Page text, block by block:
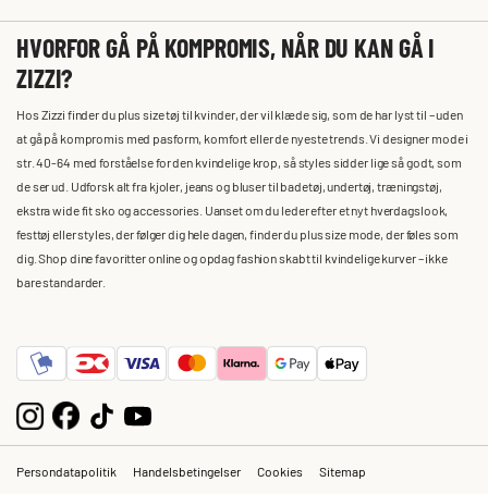
HVORFOR GÅ PÅ KOMPROMIS, NÅR DU KAN GÅ I
ZIZZI?
Hos Zizzi finder du plus size tøj til kvinder, der vil klæde sig, som de har lyst til – uden
at gå på kompromis med pasform, komfort eller de nyeste trends. Vi designer mode i
str. 40-64 med forståelse for den kvindelige krop, så styles sidder lige så godt, som
de ser ud. Udforsk alt fra kjoler, jeans og bluser til badetøj, undertøj, træningstøj,
ekstra wide fit sko og accessories. Uanset om du leder efter et nyt hverdagslook,
festtøj eller styles, der følger dig hele dagen, finder du plus size mode, der føles som
dig. Shop dine favoritter online og opdag fashion skabt til kvindelige kurver – ikke
bare standarder.
Persondatapolitik Handelsbetingelser Cookies Sitemap